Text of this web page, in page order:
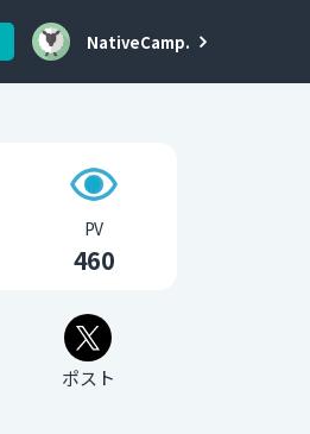
NativeCamp.
PV
460
ポスト